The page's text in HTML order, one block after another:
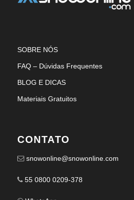
SOBRE NÓS
FAQ – Dúvidas Frequentes
BLOG E DICAS
Materiais Gratuitos
CONTATO
snowonline@snowonline.com
55 0800 0209-378